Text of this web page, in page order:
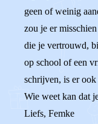
geen of weinig
zou je er
die je vertrouwd,
op school of een
schrijven, is er
Wie weet kan dat
Liefs, Femke